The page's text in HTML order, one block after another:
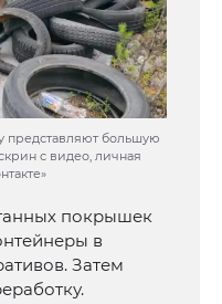
представляют большую
с видео, личная
покрышек
в
Затем